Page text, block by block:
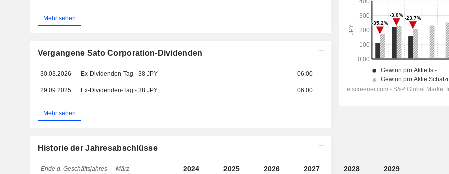
Mehr sehen
Vergangene Sato Corporation-Dividenden
30.03.2026 Ex-Dividenden-Tag - 38 JPY 06:00
29.09.2025 Ex-Dividenden-Tag - 38 JPY 06:00
Mehr sehen
Historie der Jahresabschlüsse
Ende d. Geschäftsjahres März 2024 2025 2026 2027 2028 2029